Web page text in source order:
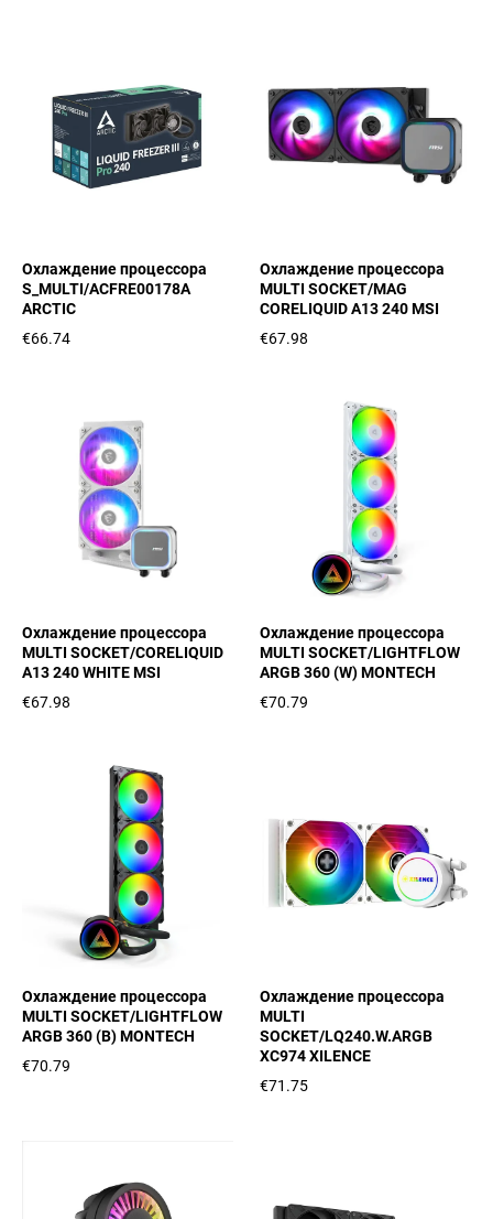
Охлаждение процессора
S_MULTI/ACFRE00178A
ARCTIC
€66.74
Охлаждение процессора
MULTI SOCKET/MAG
CORELIQUID A13 240 MSI
€67.98
Охлаждение процессора
MULTI SOCKET/CORELIQUID
A13 240 WHITE MSI
€67.98
Охлаждение процессора
MULTI SOCKET/LIGHTFLOW
ARGB 360 (W) MONTECH
€70.79
Охлаждение процессора
MULTI SOCKET/LIGHTFLOW
ARGB 360 (B) MONTECH
€70.79
Охлаждение процессора
MULTI
SOCKET/LQ240.W.ARGB
XC974 XILENCE
€71.75